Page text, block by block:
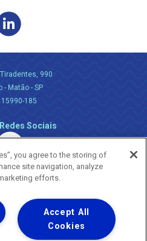
990
- Matão - SP
15990-185
Sociais
2026 - Todos os Direitos Reservados.
you agree to the storing of
site navigation, analyze
efforts.
Accept All
Cookies